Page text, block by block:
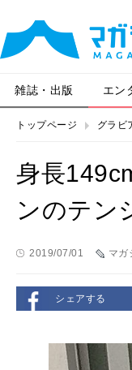
雑誌・出版 エン
トップページ グラビ
身長
ンのテン
2019/07/01 マガ
シェアする